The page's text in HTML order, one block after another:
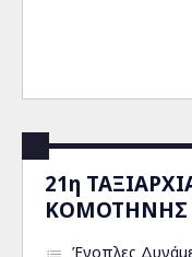
21η
ΚΟΜΟΤΗΝΗΣ
Ένοπλες